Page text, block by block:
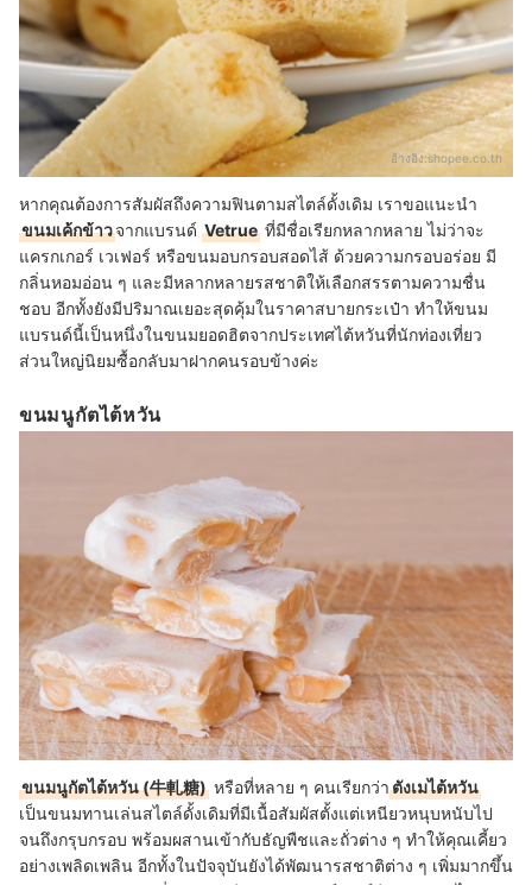
อ้างอิง:shopee.co.th
หากคุณต้องการสัมผัสถึงความฟินตามสไตล์ดั้งเดิม เราขอแนะนำ
ขนมเค้กข้าวจากแบรนด์ Vetrue ที่มีชื่อเรียกหลากหลาย ไม่ว่าจะ
แครกเกอร์ เวเฟอร์ หรือขนมอบกรอบสอดไส้ ด้วยความกรอบอร่อย มี
กลิ่นหอมอ่อน ๆ และมีหลากหลายรสชาติให้เลือกสรรตามความชื่น
ชอบ อีกทั้งยังมีปริมาณเยอะสุดคุ้มในราคาสบายกระเป๋า ทำให้ขนม
แบรนด์นี้เป็นหนึ่งในขนมยอดฮิตจากประเทศไต้หวันที่นักท่องเที่ยว
ส่วนใหญ่นิยมซื้อกลับมาฝากคนรอบข้างค่ะ
ขนมนูกัตไต้หวัน
ขนมนูกัตไต้หวัน (牛軋糖) หรือที่หลาย ๆ คนเรียกว่าตังเมไต้หวัน
เป็นขนมทานเล่นสไตล์ดั้งเดิมที่มีเนื้อสัมผัสตั้งแต่เหนียวหนุบหนับไป
จนถึงกรุบกรอบ พร้อมผสานเข้ากับธัญพืชและถั่วต่าง ๆ ทำให้คุณเคี้ยว
อย่างเพลิดเพลิน อีกทั้งในปัจจุบันยังได้พัฒนารสชาติต่าง ๆ เพิ่มมากขึ้น